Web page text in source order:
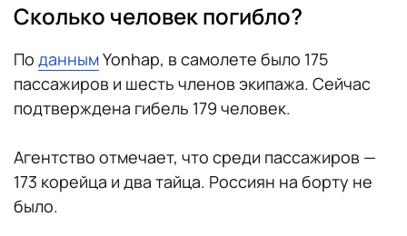
Сколько человек погибло?
По даннымYonhap, в самолете было 175
пассажиров и шесть членов экипажа. Сейчас
подтверждена гибель 179 человек.
Агентство отмечает, что среди пассажиров —
173 корейца и два тайца. Россиян на борту не
было.